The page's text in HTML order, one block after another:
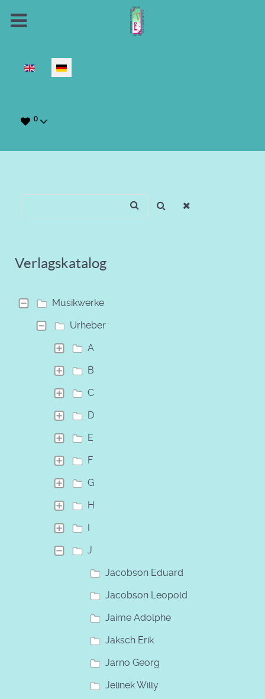
Sprache auswählen
0
Verlagskatalog
Musikwerke
Urheber
A
B
C
D
E
F
G
H
I
J
Jacobson Eduard
Jacobson Leopold
Jaime Adolphe
Jaksch Erik
Jarno Georg
Jelinek Willy